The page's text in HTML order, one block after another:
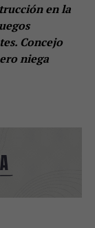
en la
Concejo
niega